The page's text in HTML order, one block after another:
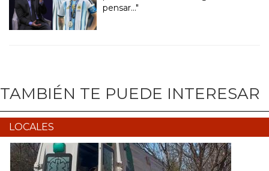
pensar..."
TAMBIÉN TE PUEDE INTERESAR
LOCALES